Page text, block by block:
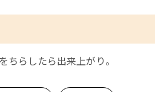
らしたら出来上がり。